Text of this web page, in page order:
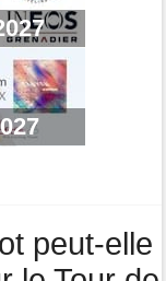
fini"
08/08
!"
de demain"
peut-elle